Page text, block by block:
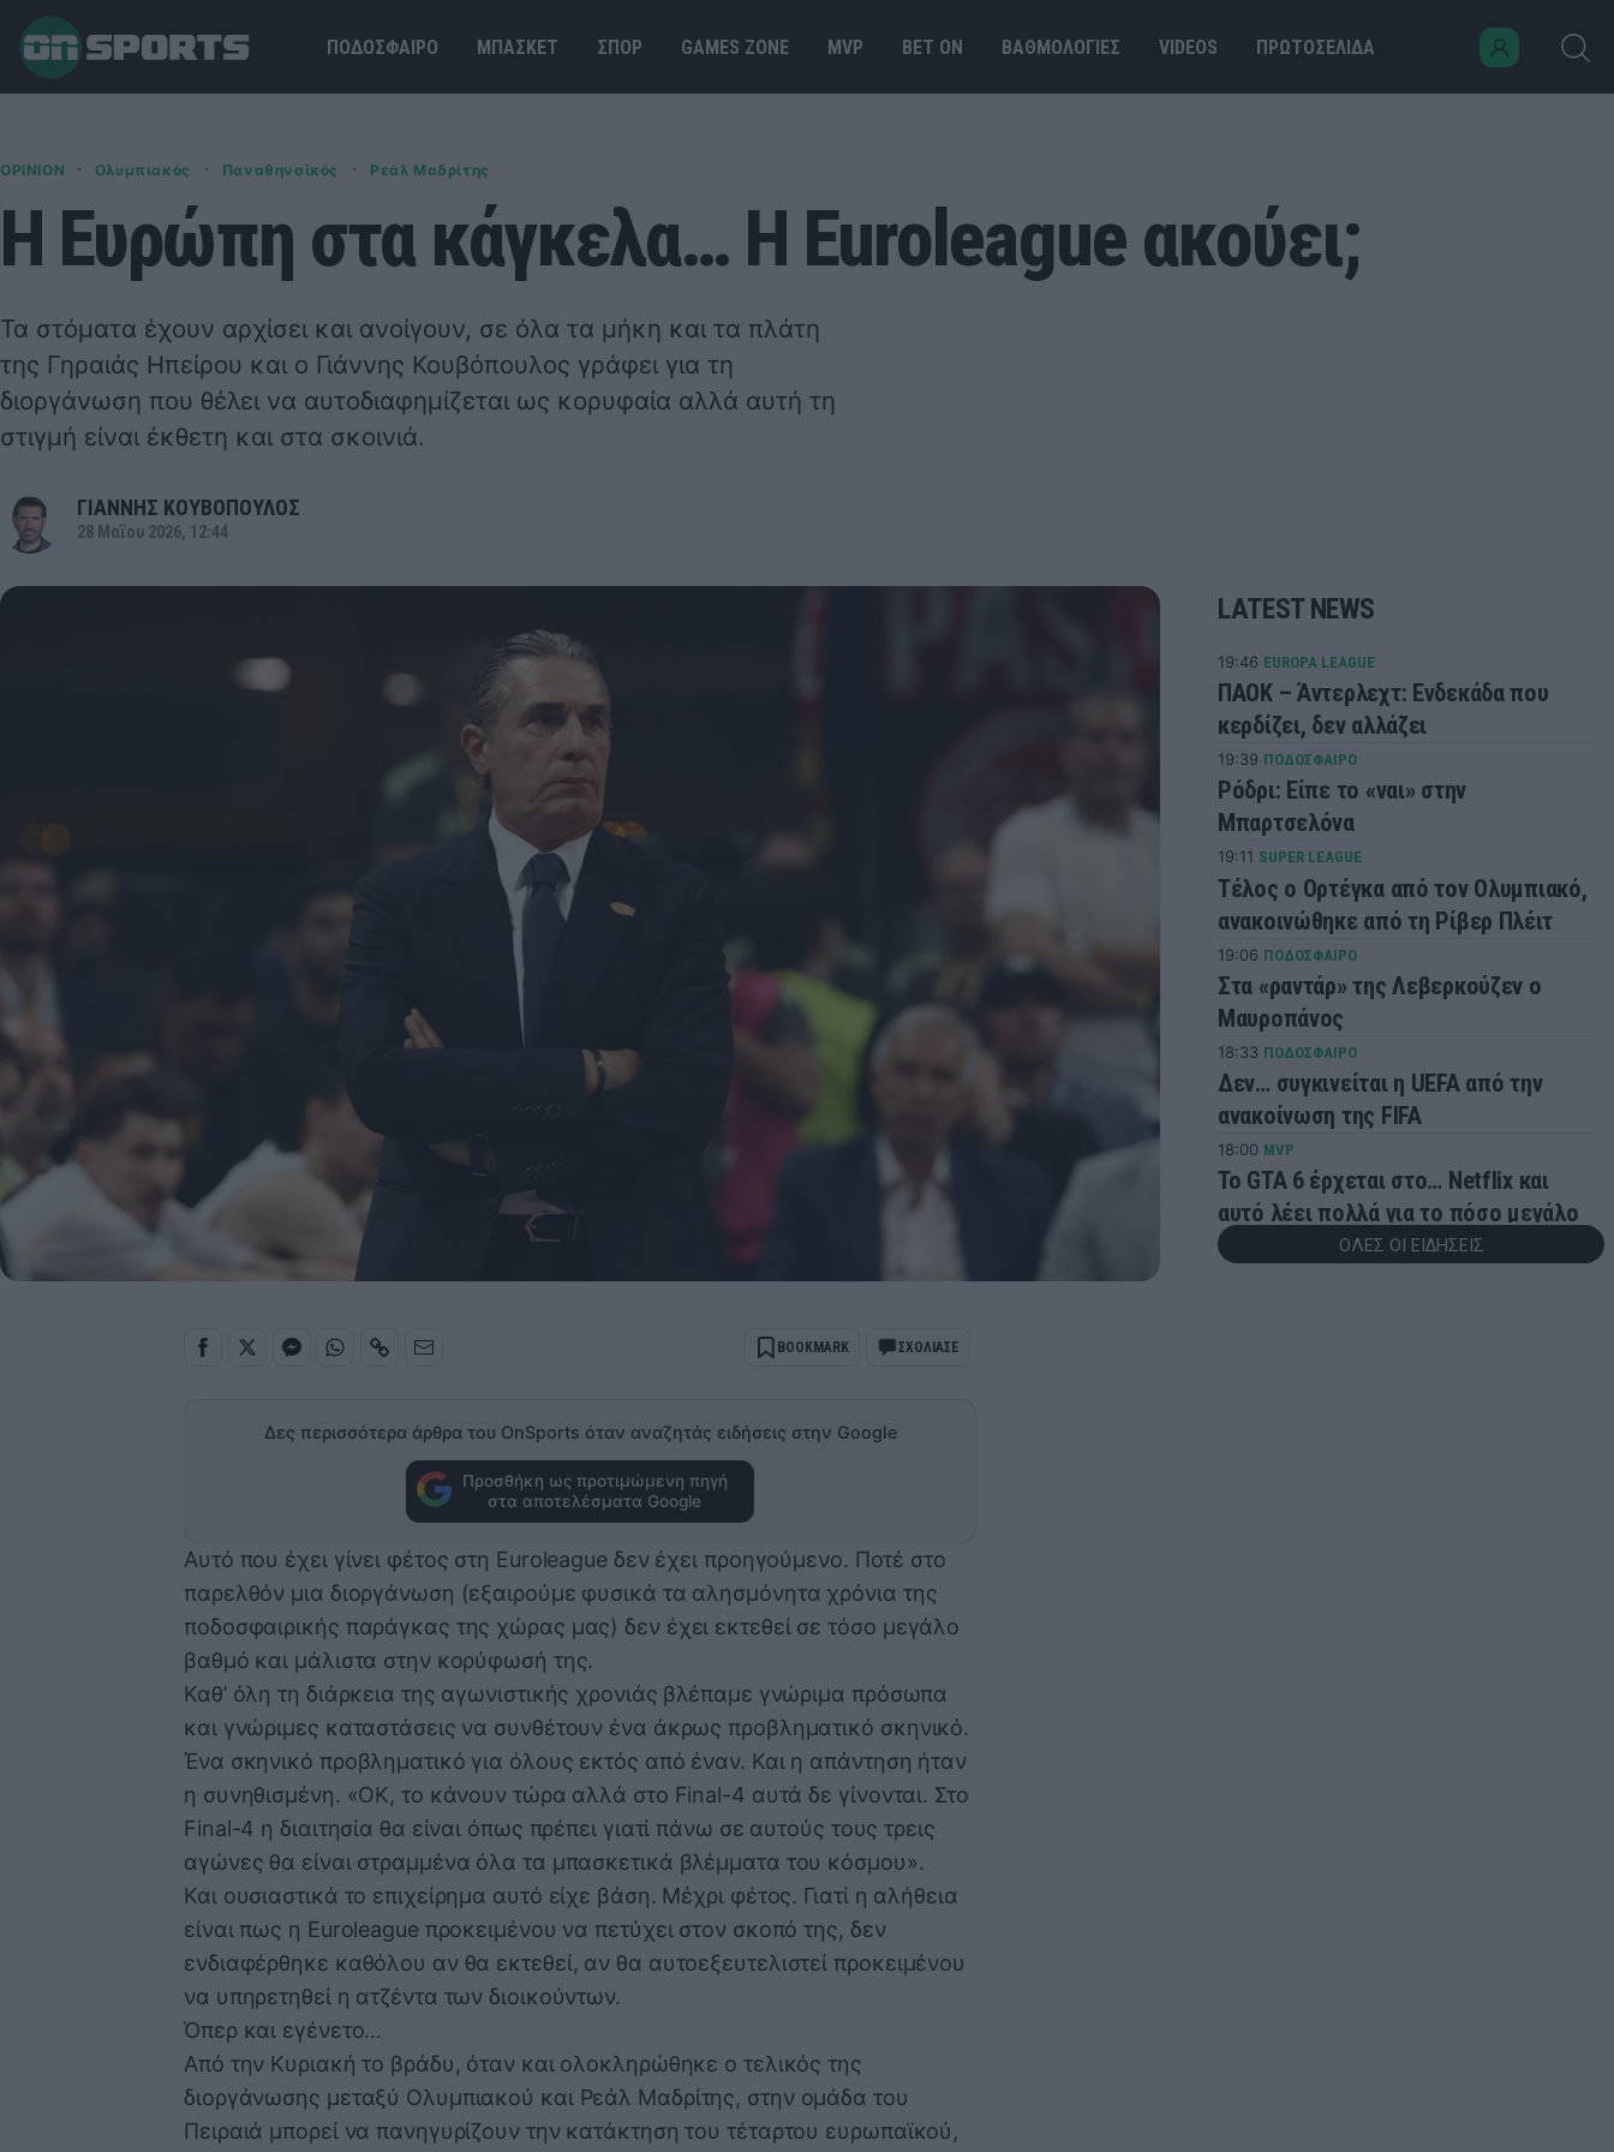
ΠΟΔΟΣΦΑΙΡΟ ΜΠΑΣΚΕΤ ΣΠΟΡ GAMES ΖΟΝΕ MVP BET ΟΝ ΒΑΘΜΟΛΟΓΙΕΣ VIDEOS ΠΡΩΤΟΣΕΛΙΔΑ
OPINION · Ολυμπιακός · Παναθηναϊκός · Ρεάλ Μαδρίτης
Η Ευρώπη στα κάγκελα… Η Euroleague ακούει;
Τα στόματα έχουν αρχίσει και ανοίγουν, σε όλα τα μήκη και τα πλάτη
της Γηραιάς Ηπείρου και ο Γιάννης Κουβόπουλος γράφει για τη
διοργάνωση που θέλει να αυτοδιαφημίζεται ως κορυφαία αλλά αυτή τη
στιγμή είναι έκθετη και στα σκοινιά.
ΓΙΑΝΝΗΣ ΚΟΥΒΟΠΟΥΛΟΣ
28 Μαΐου 2026, 12:44
BOOKMARK ΣΧΟΛΙΑΣΕ
Δες περισσότερα άρθρα του OnSports όταν αναζητάς ειδήσεις στην Google
Προσθήκη ως προτιμώμενη πηγή
στα αποτελέσματα Google
Αυτό που έχει γίνει φέτος στη Euroleague δεν έχει προηγούμενο. Ποτέ στο
παρελθόν μια διοργάνωση (εξαιρούμε φυσικά τα αλησμόνητα χρόνια της
ποδοσφαιρικής παράγκας της χώρας μας) δεν έχει εκτεθεί σε τόσο μεγάλο
βαθμό και μάλιστα στην κορύφωσή της.
Καθ’ όλη τη διάρκεια της αγωνιστικής χρονιάς βλέπαμε γνώριμα πρόσωπα
και γνώριμες καταστάσεις να συνθέτουν ένα άκρως προβληματικό σκηνικό.
Ένα σκηνικό προβληματικό για όλους εκτός από έναν. Και η απάντηση ήταν
η συνηθισμένη. «ΟΚ, το κάνουν τώρα αλλά στο Final-4 αυτά δε γίνονται. Στο
Final-4 η διαιτησία θα είναι όπως πρέπει γιατί πάνω σε αυτούς τους τρεις
αγώνες θα είναι στραμμένα όλα τα μπασκετικά βλέμματα του κόσμου».
Και ουσιαστικά το επιχείρημα αυτό είχε βάση. Μέχρι φέτος. Γιατί η αλήθεια
είναι πως η Euroleague προκειμένου να πετύχει στον σκοπό της, δεν
ενδιαφέρθηκε καθόλου αν θα εκτεθεί, αν θα αυτοεξευτελιστεί προκειμένου
να υπηρετηθεί η ατζέντα των διοικούντων.
Όπερ και εγένετο…
Από την Κυριακή το βράδυ, όταν και ολοκληρώθηκε ο τελικός της
διοργάνωσης μεταξύ Ολυμπιακού και Ρεάλ Μαδρίτης, στην ομάδα του
Πειραιά μπορεί να πανηγυρίζουν την κατάκτηση του τέταρτου ευρωπαϊκού,
LATEST NEWS
19:46 EUROPA LEAGUE
ΠΑΟΚ – Άντερλεχτ: Ενδεκάδα που
κερδίζει, δεν αλλάζει
19:39 ΠΟΔΟΣΦΑΙΡΟ
Ρόδρι: Είπε το «ναι» στην
Μπαρτσελόνα
19:11 SUPER LEAGUE
Τέλος ο Ορτέγκα από τον Ολυμπιακό,
ανακοινώθηκε από τη Ρίβερ Πλέιτ
19:06 ΠΟΔΟΣΦΑΙΡΟ
Στα «ραντάρ» της Λεβερκούζεν ο
Μαυροπάνος
18:33 ΠΟΔΟΣΦΑΙΡΟ
Δεν… συγκινείται η UEFA από την
ανακοίνωση της FIFA
18:00 MVP
Το GTA 6 έρχεται στο… Netflix και
αυτό λέει πολλά για το πόσο μεγάλο
είναι
ΟΛΕΣ ΟΙ ΕΙΔΗΣΕΙΣ